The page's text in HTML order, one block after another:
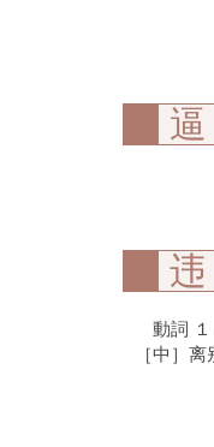
逼
违
動詞
［中］